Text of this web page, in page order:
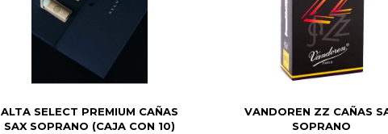
ALTA SELECT PREMIUM CAÑAS
SAX SOPRANO (CAJA CON 10)
VANDOREN ZZ CAÑAS
SOPRANO